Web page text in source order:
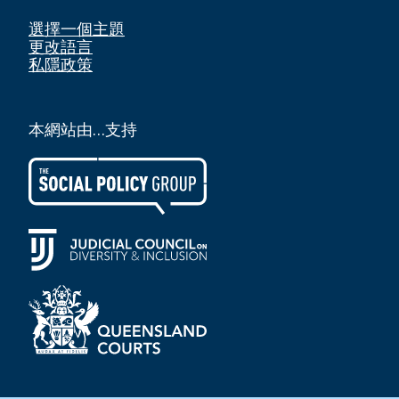
選擇一個主題
更改語言
私隱政策
本網站由…支持